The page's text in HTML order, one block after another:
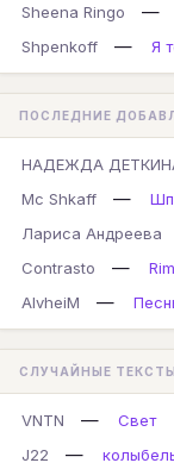
Sheena Ringo
—
Shpenkoff
— Я
ПОСЛЕДНИЕ
НАДЕЖДА
Mc Shkaff
—
Лариса Андреева
Contrasto
—
AlvheiM
—
СЛУЧАЙНЫЕ
VNTN —
Свет
J22
—